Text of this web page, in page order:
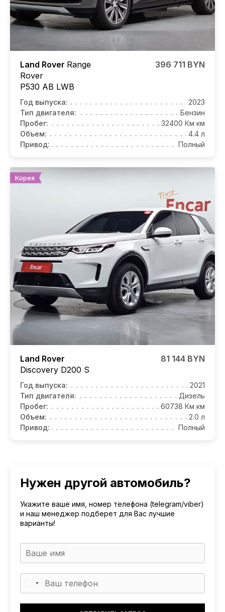
Land Rover Range
Rover
P530 AB LWB
396 711 BYN
Год выпуска:
2023
Тип двигателя:
Бензин
Пробег:
32400 Км км
Объем:
4.4 л
Привод:
Полный
Корея
Land Rover
Discovery D200 S
81 144 BYN
Год выпуска:
2021
Тип двигателя:
Дизель
Пробег:
60738 Км км
Объем:
2.0 л
Привод:
Полный
Нужен другой автомобиль?
Укажите ваше имя, номер телефона (telegram/viber)
и наш менеджер подберет для Вас лучшие
варианты!